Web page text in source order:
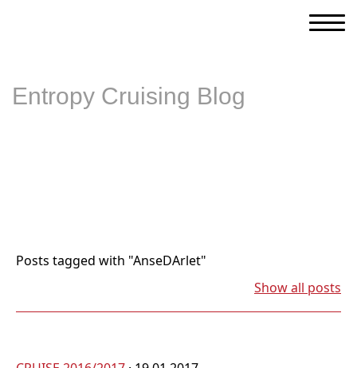
Entropy Cruising Blog
Posts tagged with "AnseDArlet"
Show all posts